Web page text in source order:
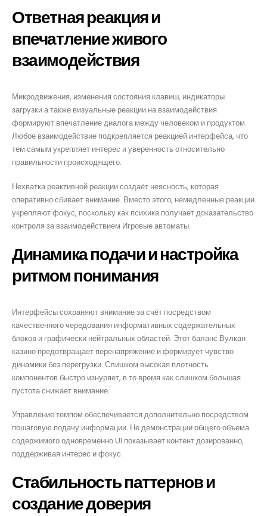
Ответная реакция и
впечатление живого
взаимодействия
Микродвижения, изменения состояния клавиш, индикаторы
загрузки а также визуальные реакции на взаимодействия
формируют впечатление диалога между человеком и продуктом.
Любое взаимодействие подкрепляется реакцией интерфейса, что
тем самым укрепляет интерес и уверенность относительно
правильности происходящего.
Нехватка реактивной реакции создаёт неясность, которая
оперативно сбивает внимание. Вместо этого, немедленные реакции
укрепляют фокус, поскольку как психика получает доказательство
контроля за взаимодействием Игровые автоматы.
Динамика подачи и настройка
ритмом понимания
Интерфейсы сохраняют внимание за счёт посредством
качественного чередования информативных содержательных
блоков и графически нейтральных областей. Этот баланс Вулкан
казино предотвращает перенапряжение и формирует чувство
динамики без перегрузки. Слишком высокая плотность
компонентов быстро изнуряет, в то время как слишком большая
пустота снижает внимание.
Управление темпом обеспечивается дополнительно посредством
пошаговую подачу информации. Не демонстрации общего объема
содержимого одновременно UI показывает контент дозированно,
поддерживая интерес и фокус.
Стабильность паттернов и
создание доверия